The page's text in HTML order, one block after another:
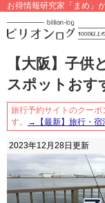
お得情報研究家「まめ」
【大阪】子供
スポットおす
旅行予約サイトのクー
す。
→【最新】旅行・宿
2023年12月28日 更新